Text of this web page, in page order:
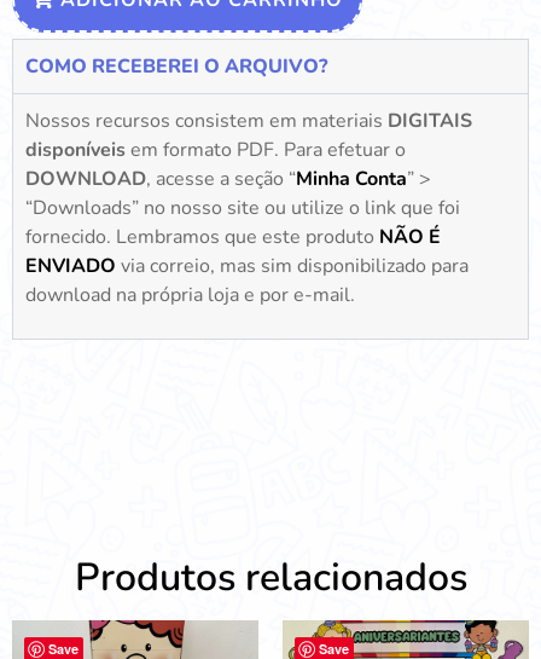
COMO RECEBEREI O ARQUIVO?
Nossos recursos consistem em materiais DIGITAIS
disponíveisem formato PDF. Para efetuar o
DOWNLOAD, acesse a seção “Minha Conta” >
“Downloads” no nosso site ou utilize o link que foi
fornecido. Lembramos que este produto NÃO É
ENVIADO via correio, mas sim disponibilizado para
download na própria loja e por e-mail.
Produtos relacionados
Save Save